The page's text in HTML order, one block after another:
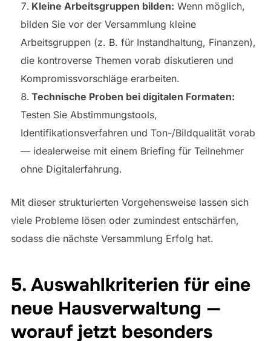
Kleine Arbeitsgruppen bilden: Wenn möglich,
bilden Sie vor der Versammlung kleine
Arbeitsgruppen (z. B. für Instandhaltung, Finanzen),
die kontroverse Themen vorab diskutieren und
Kompromissvorschläge erarbeiten.
Technische Proben bei digitalen Formaten:
Testen Sie Abstimmungstools,
Identifikationsverfahren und Ton-/Bildqualität vorab
— idealerweise mit einem Briefing für Teilnehmer
ohne Digitalerfahrung.
Mit dieser strukturierten Vorgehensweise lassen sich
viele Probleme lösen oder zumindest entschärfen,
sodass die nächste Versammlung Erfolg hat.
5. Auswahlkriterien für eine
neue Hausverwaltung —
worauf jetzt besonders